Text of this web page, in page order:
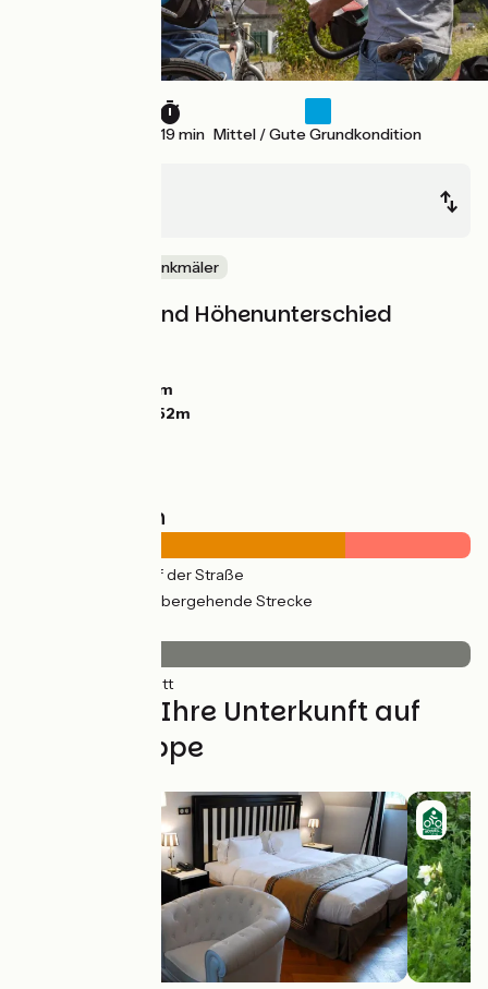
2 h 19 min Mittel / Gute Grundkondition
Schlösser & Baudenkmäler
Steigungen und Höhenunterschied
0m
52m
Straßentypen
(100%) Auf der Straße
(38%) Vorübergehende Strecke
(100%) Glatt
Finden Sie Ihre Unterkunft auf
dieser Etappe